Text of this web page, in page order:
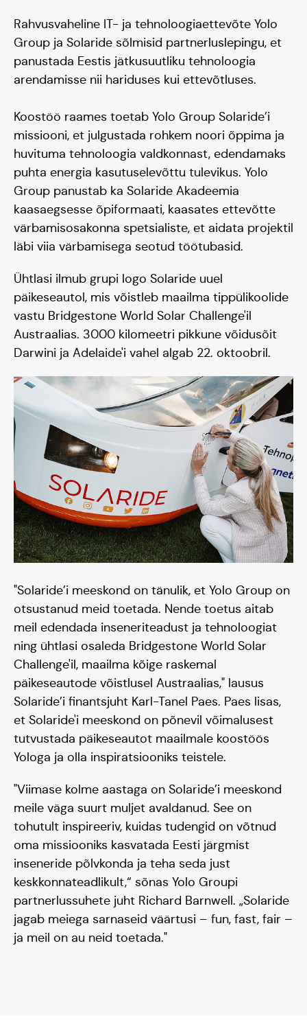
Päikeseauto
Hooaeg I 20/21
Hooaeg II 22/23
Hooaeg III 24/25
Tiim
Liitu
Blogi
Rahvusvaheline IT- ja tehnoloogiaettevõte Yolo
Group ja Solaride sõlmisid partnerluslepingu, et
panustada Eestis jätkusuutliku tehnoloogia
arendamisse nii hariduses kui ettevõtluses.
Koostöö raames toetab Yolo Group Solaride’i
missiooni, et julgustada rohkem noori õppima ja
huvituma tehnoloogia valdkonnast, edendamaks
puhta energia kasutuselevõttu tulevikus. Yolo
Group panustab ka Solaride Akadeemia
kaasaegsesse õpiformaati, kaasates ettevõtte
värbamisosakonna spetsialiste, et aidata projektil
läbi viia värbamisega seotud töötubasid.
Ühtlasi ilmub grupi logo Solaride uuel
päikeseautol, mis võistleb maailma tippülikoolide
vastu Bridgestone World Solar Challenge'il
Austraalias. 3000 kilomeetri pikkune võidusõit
Darwini ja Adelaide'i vahel algab 22. oktoobril.
"Solaride’i meeskond on tänulik, et Yolo Group on
otsustanud meid toetada. Nende toetus aitab
meil edendada inseneriteadust ja tehnoloogiat
ning ühtlasi osaleda Bridgestone World Solar
Challenge'il, maailma kõige raskemal
päikeseautode võistlusel Austraalias," lausus
Solaride’i finantsjuht Karl-Tanel Paes. Paes lisas,
et Solaride'i meeskond on põnevil võimalusest
tutvustada päikeseautot maailmale koostöös
Yologa ja olla inspiratsiooniks teistele.
"Viimase kolme aastaga on Solaride’i meeskond
meile väga suurt muljet avaldanud. See on
tohutult inspireeriv, kuidas tudengid on võtnud
oma missiooniks kasvatada Eesti järgmist
inseneride põlvkonda ja teha seda just
keskkonnateadlikult,“ sõnas Yolo Groupi
partnerlussuhete juht Richard Barnwell. „Solaride
jagab meiega sarnaseid väärtusi – fun, fast, fair –
ja meil on au neid toetada."